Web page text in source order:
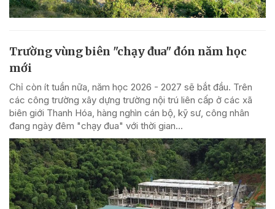
Trường vùng biên "chạy đua" đón năm học
mới
Chỉ còn ít tuần nữa, năm học 2026 - 2027 sẽ bắt đầu. Trên
các công trường xây dựng trường nội trú liên cấp ở các xã
biên giới Thanh Hóa, hàng nghìn cán bộ, kỹ sư, công nhân
đang ngày đêm "chạy đua" với thời gian...